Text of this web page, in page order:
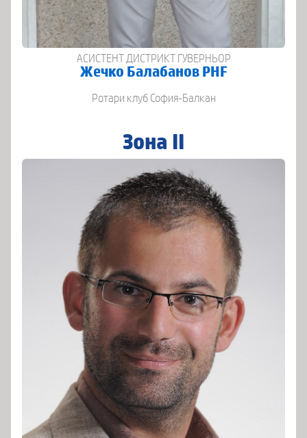
АСИСТЕНТ ДИСТРИКТ ГУВЕРНЬОР
Жечко Балабанов PHF
Ротари клуб София-Балкан
Зона ІІ